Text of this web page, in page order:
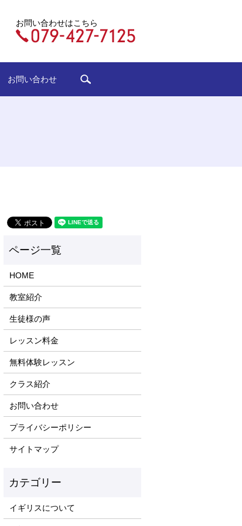
お問い合わせはこちら
お問い合わせ
HOME
教室紹介
生徒様の声
レッスン料金
無料体験レッスン
クラス紹介
お問い合わせ
プライバシーポリシー
サイトマップ
イギリスについて